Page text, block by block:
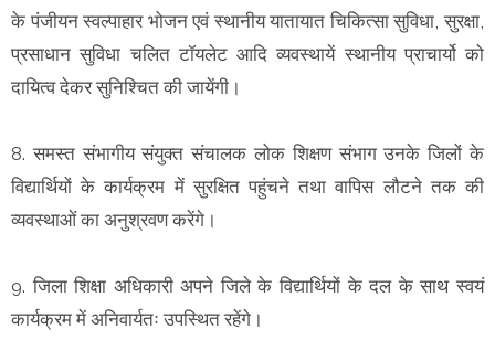
के पंजीयन स्वल्पाहार भोजन एवं स्थानीय यातायात चिकित्सा सुविधा, सुरक्षा,
प्रसाधान सुविधा चलित टॉयलेट आदि व्यवस्थायें स्थानीय प्राचार्यो को
दायित्व देकर सुनिश्चित की जायेंगी।
8. समस्त संभागीय संयुक्त संचालक लोक शिक्षण संभाग उनके जिलों के
विद्यार्थियों के कार्यक्रम में सुरक्षित पहुंचने तथा वापिस लौटने तक की
व्यवस्थाओं का अनुश्रवण करेंगे।
9. जिला शिक्षा अधिकारी अपने जिले के विद्यार्थियों के दल के साथ स्वयं
कार्यक्रम में अनिवार्यतः उपस्थित रहेंगे।